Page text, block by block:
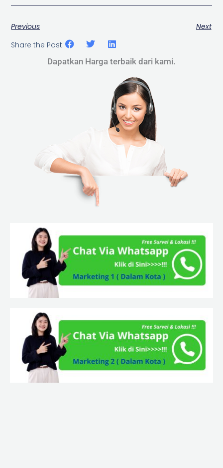
Previous
Next
Share the Post:
Dapatkan Harga terbaik dari kami.